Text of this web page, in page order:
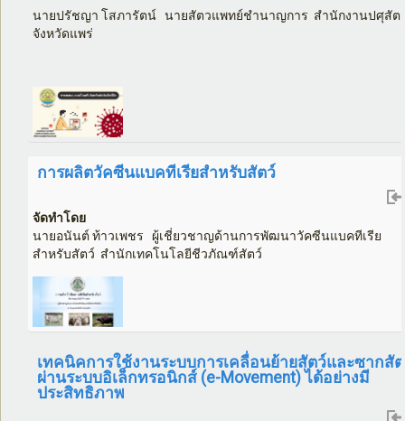
นายปรัชญา โสภารัตน์ นายสัตวแพทย์ชำนาญการ สำนักงานปศุสัต
จังหวัดแพร่
การผลิตวัคซีนแบคทีเรียสำหรับสัตว์
จัดทำโดย
นายอนันต์ ท้าวเพชร ผู้เชี่ยวชาญด้านการพัฒนาวัคซีนแบคทีเรีย
สำหรับสัตว์ สำนักเทคโนโลยีชีวภัณฑ์สัตว์
เทคนิคการใช้งานระบบการเคลื่อนย้ายสัตว์และซากสั
ผ่านระบบอิเล็กทรอนิกส์ (e-Movement) ได้อย่างมี
ประสิทธิภาพ